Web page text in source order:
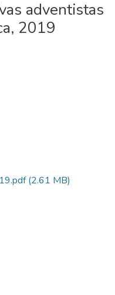
adventistas
2019
(2.61 MB)